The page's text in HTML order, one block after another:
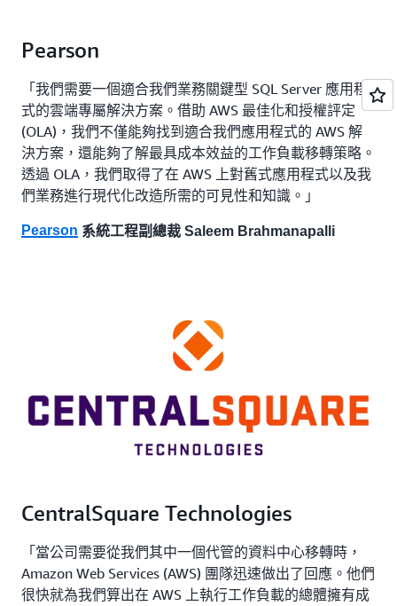
Pearson
「我們需要一個適合我們業務關鍵型 SQL Server 應用程
式的雲端專屬解決方案。借助 AWS 最佳化和授權評定
(OLA)，我們不僅能夠找到適合我們應用程式的 AWS 解
決方案，還能夠了解最具成本效益的工作負載移轉策略。
透過 OLA，我們取得了在 AWS 上對舊式應用程式以及我
們業務進行現代化改造所需的可見性和知識。」
Pearson 系統工程副總裁 Saleem Brahmanapalli
CentralSquare Technologies
「當公司需要從我們其中一個代管的資料中心移轉時，
Amazon Web Services (AWS) 團隊迅速做出了回應。他們
很快就為我們算出在 AWS 上執行工作負載的總體擁有成